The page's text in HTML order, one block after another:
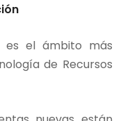
es el ámbito más
de Recursos